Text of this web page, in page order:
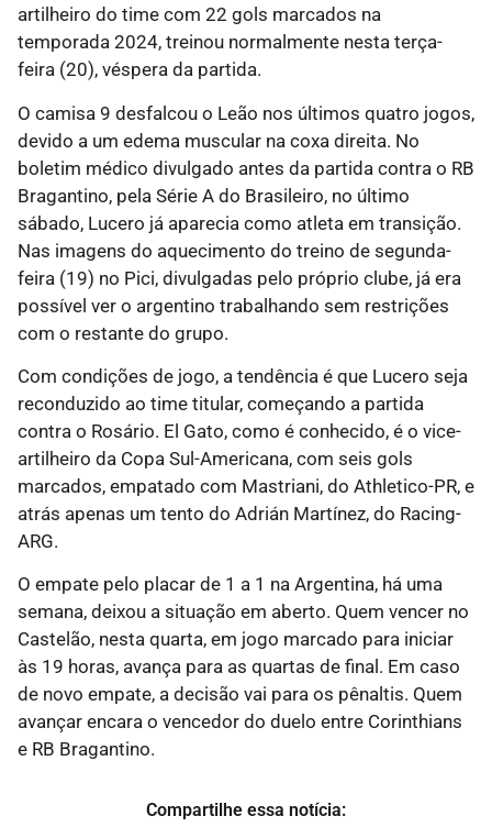
artilheiro do time com 22 gols marcados na
temporada 2024, treinou normalmente nesta terça-
feira (20), véspera da partida.
O camisa 9 desfalcou o Leão nos últimos quatro jogos,
devido a um edema muscular na coxa direita. No
boletim médico divulgado antes da partida contra o RB
Bragantino, pela Série A do Brasileiro, no último
sábado, Lucero já aparecia como atleta em transição.
Nas imagens do aquecimento do treino de segunda-
feira (19) no Pici, divulgadas pelo próprio clube, já era
possível ver o argentino trabalhando sem restrições
com o restante do grupo.
Com condições de jogo, a tendência é que Lucero seja
reconduzido ao time titular, começando a partida
contra o Rosário. El Gato, como é conhecido, é o vice-
artilheiro da Copa Sul-Americana, com seis gols
marcados, empatado com Mastriani, do Athletico-PR, e
atrás apenas um tento do Adrián Martínez, do Racing-
ARG.
O empate pelo placar de 1 a 1 na Argentina, há uma
semana, deixou a situação em aberto. Quem vencer no
Castelão, nesta quarta, em jogo marcado para iniciar
às 19 horas, avança para as quartas de final. Em caso
de novo empate, a decisão vai para os pênaltis. Quem
avançar encara o vencedor do duelo entre Corinthians
e RB Bragantino.
Compartilhe essa notícia: